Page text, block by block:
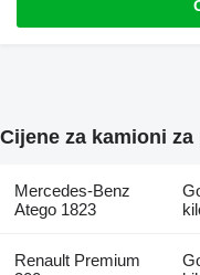
Cijene za kamioni
Mercedes-Benz
Atego 1823
Renault Premium